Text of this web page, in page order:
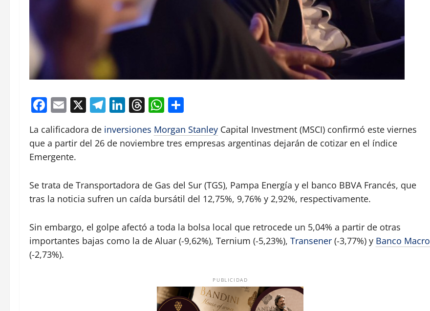
Facebook
Email
X Telegram
LinkedIn
Threads
WhatsApp
La calificadora de inversiones Morgan Stanley Capital Investment (MSCI) confirmó este viernes
que a partir del 26 de noviembre tres empresas argentinas dejarán de cotizar en el índice
Emergente.
Se trata de Transportadora de Gas del Sur (TGS), Pampa Energía y el banco BBVA Francés, que
tras la noticia sufren un caída bursátil del 12,75%, 9,76% y 2,92%, respectivamente.
Sin embargo, el golpe afectó a toda la bolsa local que retrocede un 5,04% a partir de otras
importantes bajas como la de Aluar (-9,62%), Ternium (-5,23%), Transener (-3,77%) y Banco Macro
(-2,73%).
PUBLICIDAD